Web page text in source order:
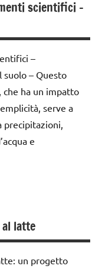
scientifici –
–
suolo – Questo
che ha un impatto
serve a
e
latte
un progetto